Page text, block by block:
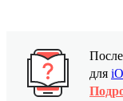
для